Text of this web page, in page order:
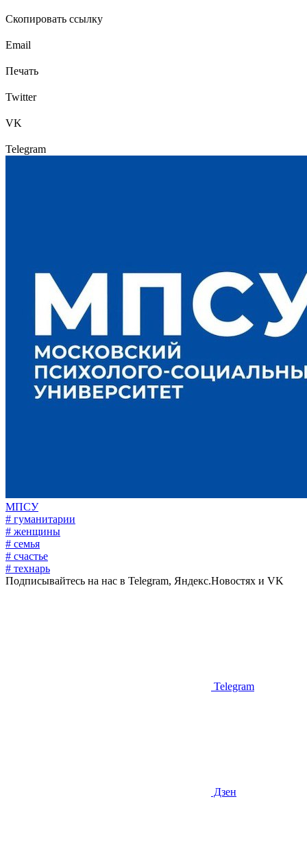
Скопировать ссылку
Email
Печать
Twitter
VK
Telegram
МПСУ
# гуманитарии
# женщины
# семья
# счастье
# технарь
Подписывайтесь на нас в Telegram, Яндекс.Новостях и VK
Telegram
Дзен